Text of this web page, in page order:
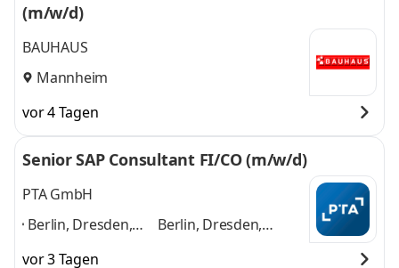
(m/w/d)
BAUHAUS
Mannheim
vor 4 Tagen
Senior SAP Consultant FI/CO (m/w/d)
PTA GmbH
Berlin, Dresden,
Berlin, Dresden,
vor 3 Tagen